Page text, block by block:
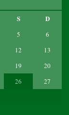
S D
5
6
12
13
19
20
26
27